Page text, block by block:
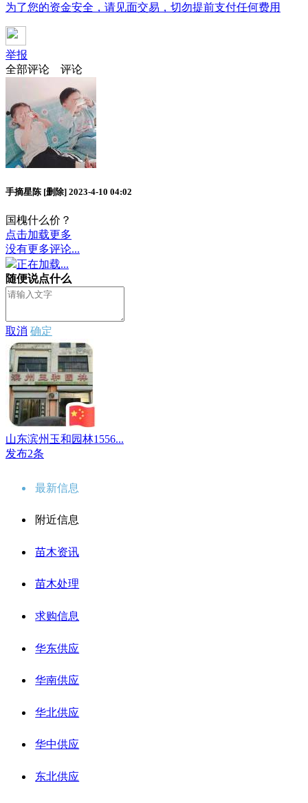
为了您的资金安全，请见面交易，切勿提前支付任何费用
举报
全部评论
评论
手摘星陈 [删除] 2023-4-10 04:02
国槐什么价？
点击加载更多
没有更多评论...
正在加载...
随便说点什么
取消 确定
山东滨州玉和园林1556...
发布2条
最新信息
附近信息
苗木资讯
苗木处理
求购信息
华东供应
华南供应
华北供应
华中供应
东北供应